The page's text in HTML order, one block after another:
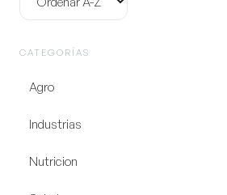
CATEGORÍAS
Agro
Industrias
Nutricion